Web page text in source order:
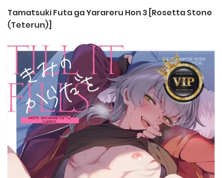
Tamatsuki Futa ga Yarareru Hon 3 [Rosetta Stone
(Teterun)]